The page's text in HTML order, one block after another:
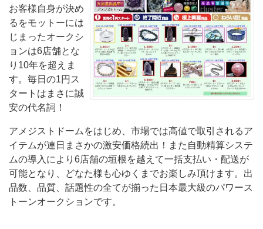
お客様自身が決め
るをモットーには
じまったオークシ
ョンは6店舗とな
り10年を超えま
す。毎日の1円ス
タートはまさに誠
安の代名詞！
アメジストドームをはじめ、市場では高値で取引されるア
イテムが連日まさかの激安価格続出！また自動精算システ
ムの導入により6店舗の垣根を越えて一括支払い・配送が
可能となり、どなた様も心ゆくまでお楽しみ頂けます。出
品数、品質、話題性の全てが揃った日本最大級のパワース
トーンオークションです。